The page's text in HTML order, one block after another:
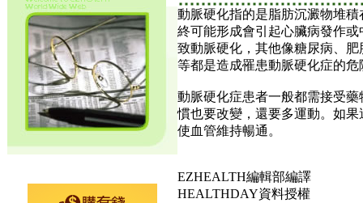
動脈硬化指的是脂肪沉澱物堆
終可能形成會引起心臟病發作
致動脈硬化，其他像糖尿病、
等都是造成罹患動脈硬化症的危
動脈硬化症患者一般都需接受
慣也要改變，還要多運動。如
使血管維持暢通。
EZHEALTH編輯部編譯
HEALTHDAY資料授權